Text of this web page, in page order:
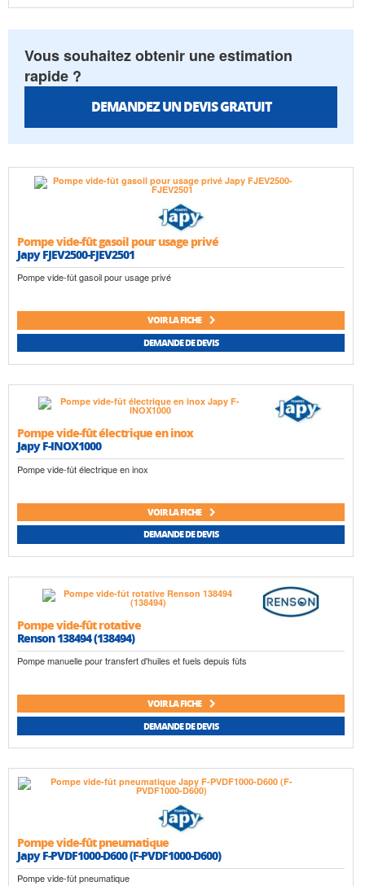
Vous souhaitez obtenir une estimation
rapide ?
DEMANDEZ UN DEVIS GRATUIT
Pompe vide-fût gasoil pour usage privé
Japy FJEV2500-FJEV2501
Pompe vide-fût gasoil pour usage privé
VOIR LA FICHE
DEMANDE DE DEVIS
Pompe vide-fût électrique en inox
Japy F-INOX1000
Pompe vide-fût électrique en inox
VOIR LA FICHE
DEMANDE DE DEVIS
Pompe vide-fût rotative
Renson 138494 (138494)
Pompe manuelle pour transfert d'huiles et fuels depuis fûts
VOIR LA FICHE
DEMANDE DE DEVIS
Pompe vide-fût pneumatique
Japy F-PVDF1000-D600 (F-PVDF1000-D600)
Pompe vide-fût pneumatique